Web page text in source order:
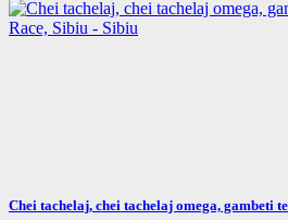
Chei tachelaj, chei tachelaj omega, gambeti